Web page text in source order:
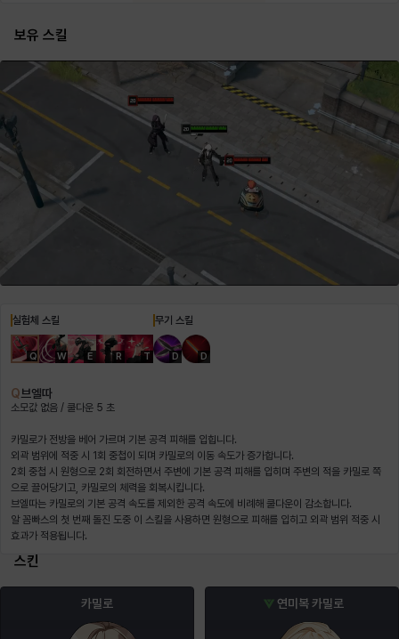
보유 스킬
실험체 스킬
Q W E R T
무기 스킬
D D
Q브엘따
소모값 없음 / 쿨다운 5 초
카밀로가 전방을 베어 가르며 기본 공격 피해를 입힙니다.
외곽 범위에 적중 시 1회 중첩이 되며 카밀로의 이동 속도가 증가합니다.
2회 중첩 시 원형으로 2회 회전하면서 주변에 기본 공격 피해를 입히며 주변의 적을 카밀로 쪽
으로 끌어당기고, 카밀로의 체력을 회복시킵니다.
브엘따는 카밀로의 기본 공격 속도를 제외한 공격 속도에 비례해 쿨다운이 감소합니다.
알 꼼빠스의 첫 번째 돌진 도중 이 스킬을 사용하면 원형으로 피해를 입히고 외곽 범위 적중 시
효과가 적용됩니다.
스킨
카밀로 연미복 카밀로